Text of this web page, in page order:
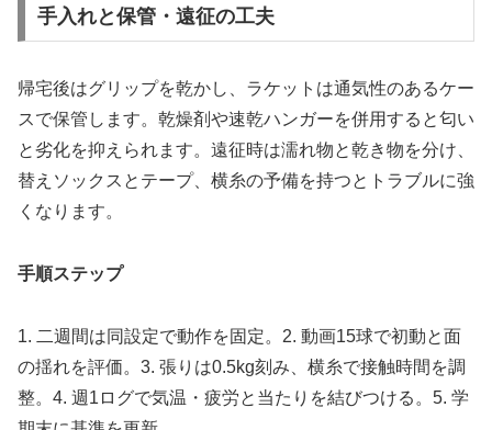
手入れと保管・遠征の工夫
帰宅後はグリップを乾かし、ラケットは通気性のあるケー
スで保管します。乾燥剤や速乾ハンガーを併用すると匂い
と劣化を抑えられます。遠征時は濡れ物と乾き物を分け、
替えソックスとテープ、横糸の予備を持つとトラブルに強
くなります。
手順ステップ
1. 二週間は同設定で動作を固定。2. 動画15球で初動と面
の揺れを評価。3. 張りは0.5kg刻み、横糸で接触時間を調
整。4. 週1ログで気温・疲労と当たりを結びつける。5. 学